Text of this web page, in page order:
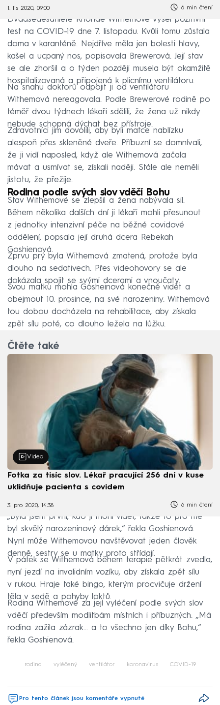
1. lis 2020, 09:00 6 min čtení
Dvaašedesátileté Rhondě Withemové vyšel pozitivní
test na COVID-19 dne 7. listopadu. Kvůli tomu zůstala
doma v karanténě. Nejdříve měla jen bolesti hlavy,
kašel a ucpaný nos, popisovala Brewerová. Její stav
se ale zhoršil a o týden později musela být okamžitě
hospitalizovaná a připojená k plicnímu ventilátoru.
Na snahu doktorů odpojit ji od ventilátoru
Withemová nereagovala. Podle Brewerové rodině po
téměř dvou týdnech lékaři sdělili, že žena už nikdy
nebude schopná dýchat bez přístroje.
Zdravotníci jim dovolili, aby byli matce nablízku
alespoň přes skleněné dveře. Příbuzní se domnívali,
že ji vidí naposled, když ale Withemová začala
mávat a usmívat se, získali naději. Stále ale neměli
jistotu, že přežije.
Rodina podle svých slov vděčí Bohu
Stav Withemové se zlepšil a žena nabývala sil.
Během několika dalších dní ji lékaři mohli přesunout
z jednotky intenzivní péče na běžné covidové
oddělení, popsala její druhá dcera Rebekah
Goshienová.
Zprvu prý byla Withemová zmatená, protože byla
dlouho na sedativech. Přes videohovory se ale
dokázala spojit se svými dcerami a vnoučaty.
Svou matku mohla Gosheinová konečně vidět a
obejmout 10. prosince, na své narozeniny. Withemová
tou dobou docházela na rehabilitace, aby získala
zpět sílu poté, co dlouho ležela na lůžku.
Čtěte také
Video
Fotka za tisíc slov. Lékař pracující 256 dní v kuse
uklidňuje pacienta s covidem
3. pro 2020, 14:38 6 min čtení
„Byla jsem první, kdo ji mohl vidět, takže to pro mě
byl skvělý narozeninový dárek,“ řekla Goshienová.
Nyní může Withemovou navštěvovat jeden člověk
denně, sestry se u matky proto střídají.
V pátek se Withemová během terapie pětkrát zvedla,
nyní jezdí na invalidním vozíku, aby získala zpět sílu
v rukou. Hraje také bingo, kterým procvičuje držení
těla v sedě a pohyby loktů.
Rodina Withemové za její vyléčení podle svých slov
vděčí především modlitbám místních i příbuzných. „Má
rodina zažila zázrak… a to všechno jen díky Bohu,“
řekla Goshienová.
rodina vyléčený ventilátor koronavirus COVID-19
Pro tento článek jsou komentáře vypnuté